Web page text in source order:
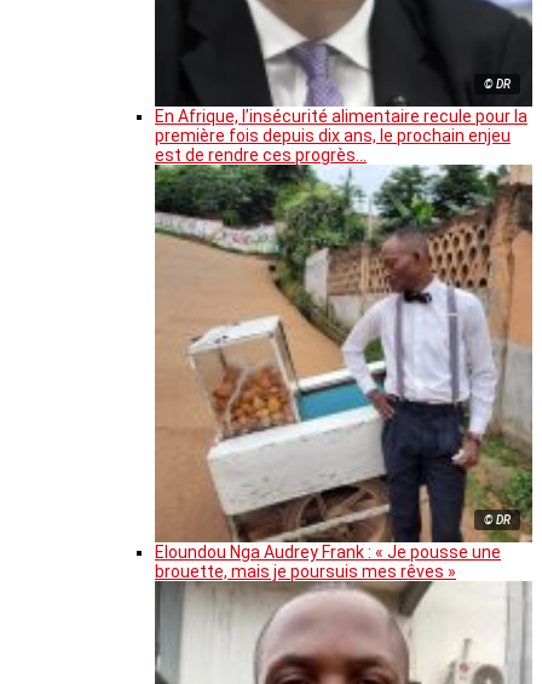
© DR
En Afrique, l’insécurité alimentaire recule pour la
première fois depuis dix ans, le prochain enjeu
est de rendre ces progrès…
© DR
Eloundou Nga Audrey Frank : « Je pousse une
brouette, mais je poursuis mes rêves »